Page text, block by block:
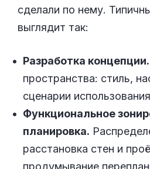
сделали по нему.
выглядит так:
Разработка концепции.
пространства: стиль,
сценарии
Функциональное
планировка.
расстановка стен и
продумывание